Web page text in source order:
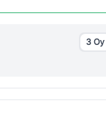
3 Oy